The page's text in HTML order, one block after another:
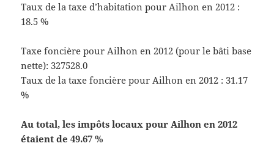
Taux de la taxe d’habitation pour Ailhon en 2012 :
18.5 %
Taxe foncière pour Ailhon en 2012 (pour le bâti base
nette): 327528.0
Taux de la taxe foncière pour Ailhon en 2012 : 31.17
%
Au total, les impôts locaux pour Ailhon en 2012
étaient de 49.67 %